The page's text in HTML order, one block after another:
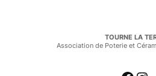
TOURNE LA
Association de Poterie et